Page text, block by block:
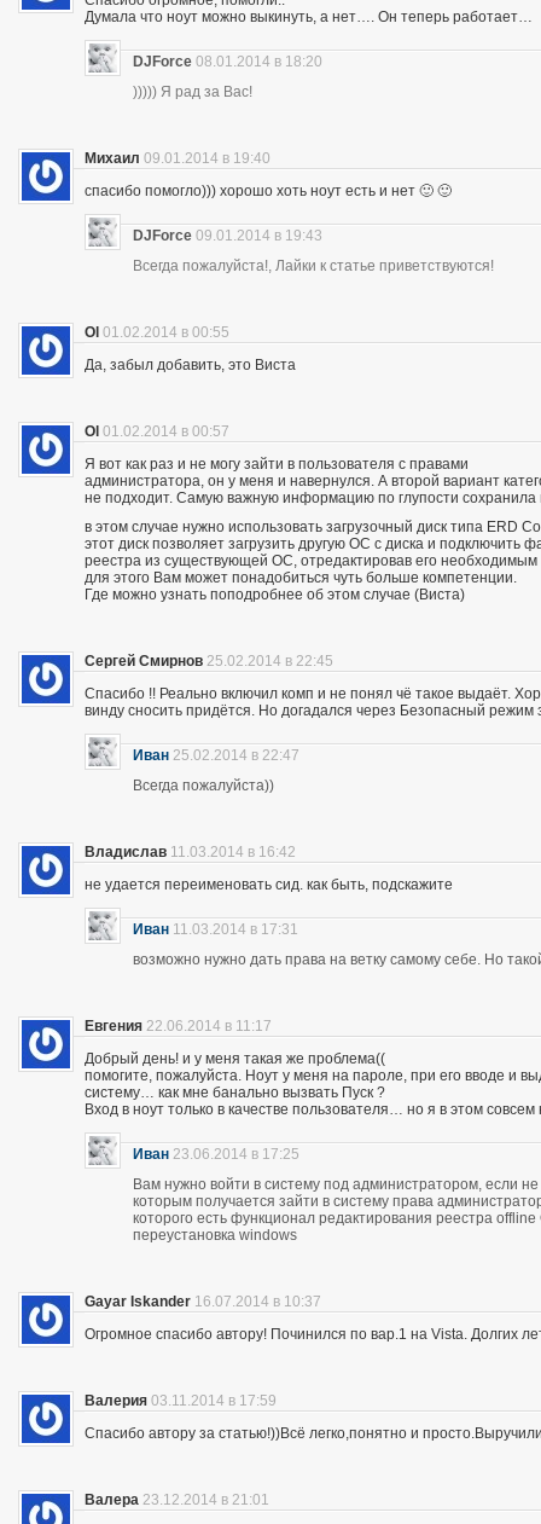
Думала что ноут можно выкинуть, а нет…. Он теперь работает…
DJForce 08.01.2014 в 18:20
))))) Я рад за Вас!
Михаил 09.01.2014 в 19:40
спасибо помогло))) хорошо хоть ноут есть и нет 🙂 🙂
DJForce 09.01.2014 в 19:43
Всегда пожалуйста!, Лайки к статье приветствуются!
Ol 01.02.2014 в 00:55
Да, забыл добавить, это Виста
Ol 01.02.2014 в 00:57
Я вот как раз и не могу зайти в пользователя с правами
администратора, он у меня и навернулся. А второй вариант
не подходит. Самую важную информацию по глупости сохранила
в этом случае нужно использовать загрузочный диск типа ERD
этот диск позволяет загрузить другую ОС с диска и подключить
реестра из существующей ОС, отредактировав его
для этого Вам может понадобиться чуть больше компетенции.
Где можно узнать поподробнее об этом случае (Виста)
Сергей Смирнов 25.02.2014 в 22:45
Спасибо !! Реально включил комп и не понял чё такое выдаёт.
винду сносить придётся. Но догадался через Безопасный
Иван 25.02.2014 в 22:47
Всегда пожалуйста))
Владислав 11.03.2014 в 16:42
не удается переименовать сид. как быть, подскажите
Иван 11.03.2014 в 17:31
возможно нужно дать права на ветку самому себе. Но
Евгения 22.06.2014 в 11:17
Добрый день! и у меня такая же проблема((
помогите, пожалуйста. Ноут у меня на пароле, при его вводе и
систему… как мне банально вызвать Пуск ?
Вход в ноут только в качестве пользователя… но я в этом
Иван 23.06.2014 в 17:25
Вам нужно войти в систему под администратором, если
которым получается зайти в систему права
которого есть функционал редактирования реестра
переустановка windows
Gayar Iskander 16.07.2014 в 10:37
Огромное спасибо автору! Починился по вар.1 на Vista. Долгих
Валерия 03.11.2014 в 17:59
Спасибо автору за статью!))Всё легко,понятно и
Валера 23.12.2014 в 21:01